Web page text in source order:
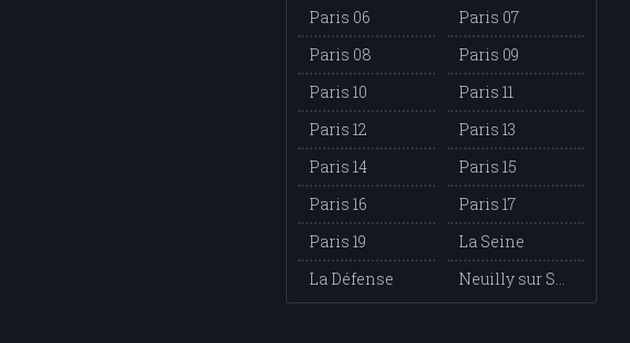
Paris 06
Paris 07
Paris 08
Paris 09
Paris 10
Paris 11
Paris 12
Paris 13
Paris 14
Paris 15
Paris 16
Paris 17
Paris 19
La Seine
La Défense
Neuilly sur Seine